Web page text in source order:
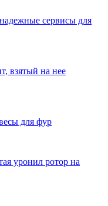
сервисы для
взятый на нее
для фур
уронил ротор на